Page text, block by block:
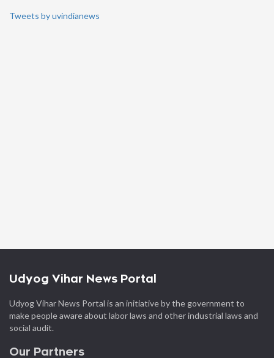
Tweets by uvindianews
Udyog Vihar News Portal
Udyog Vihar News Portal is an initiative by the government to
make people aware about labor laws and other industrial laws and
social audit.
Our Partners